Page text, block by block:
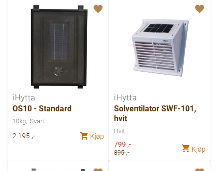
iHytta
OS10 - Standard
10kg Svart
2 195 ,- Kjøp
iHytta
Solventilator SWF-101,
hvit
Hvit
Spesialpris
799 ,-
895,- Kjøp